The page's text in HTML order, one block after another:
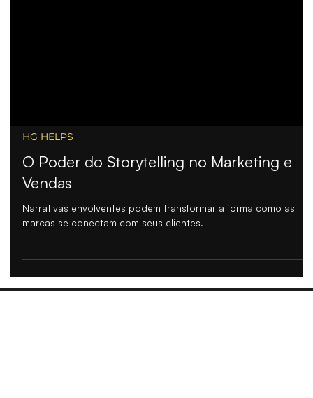
HG HELPS
O Poder do Storytelling no Marketing e
Vendas